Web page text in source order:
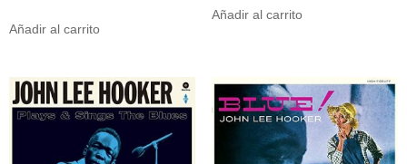
Añadir al carrito
Añadir al carrito